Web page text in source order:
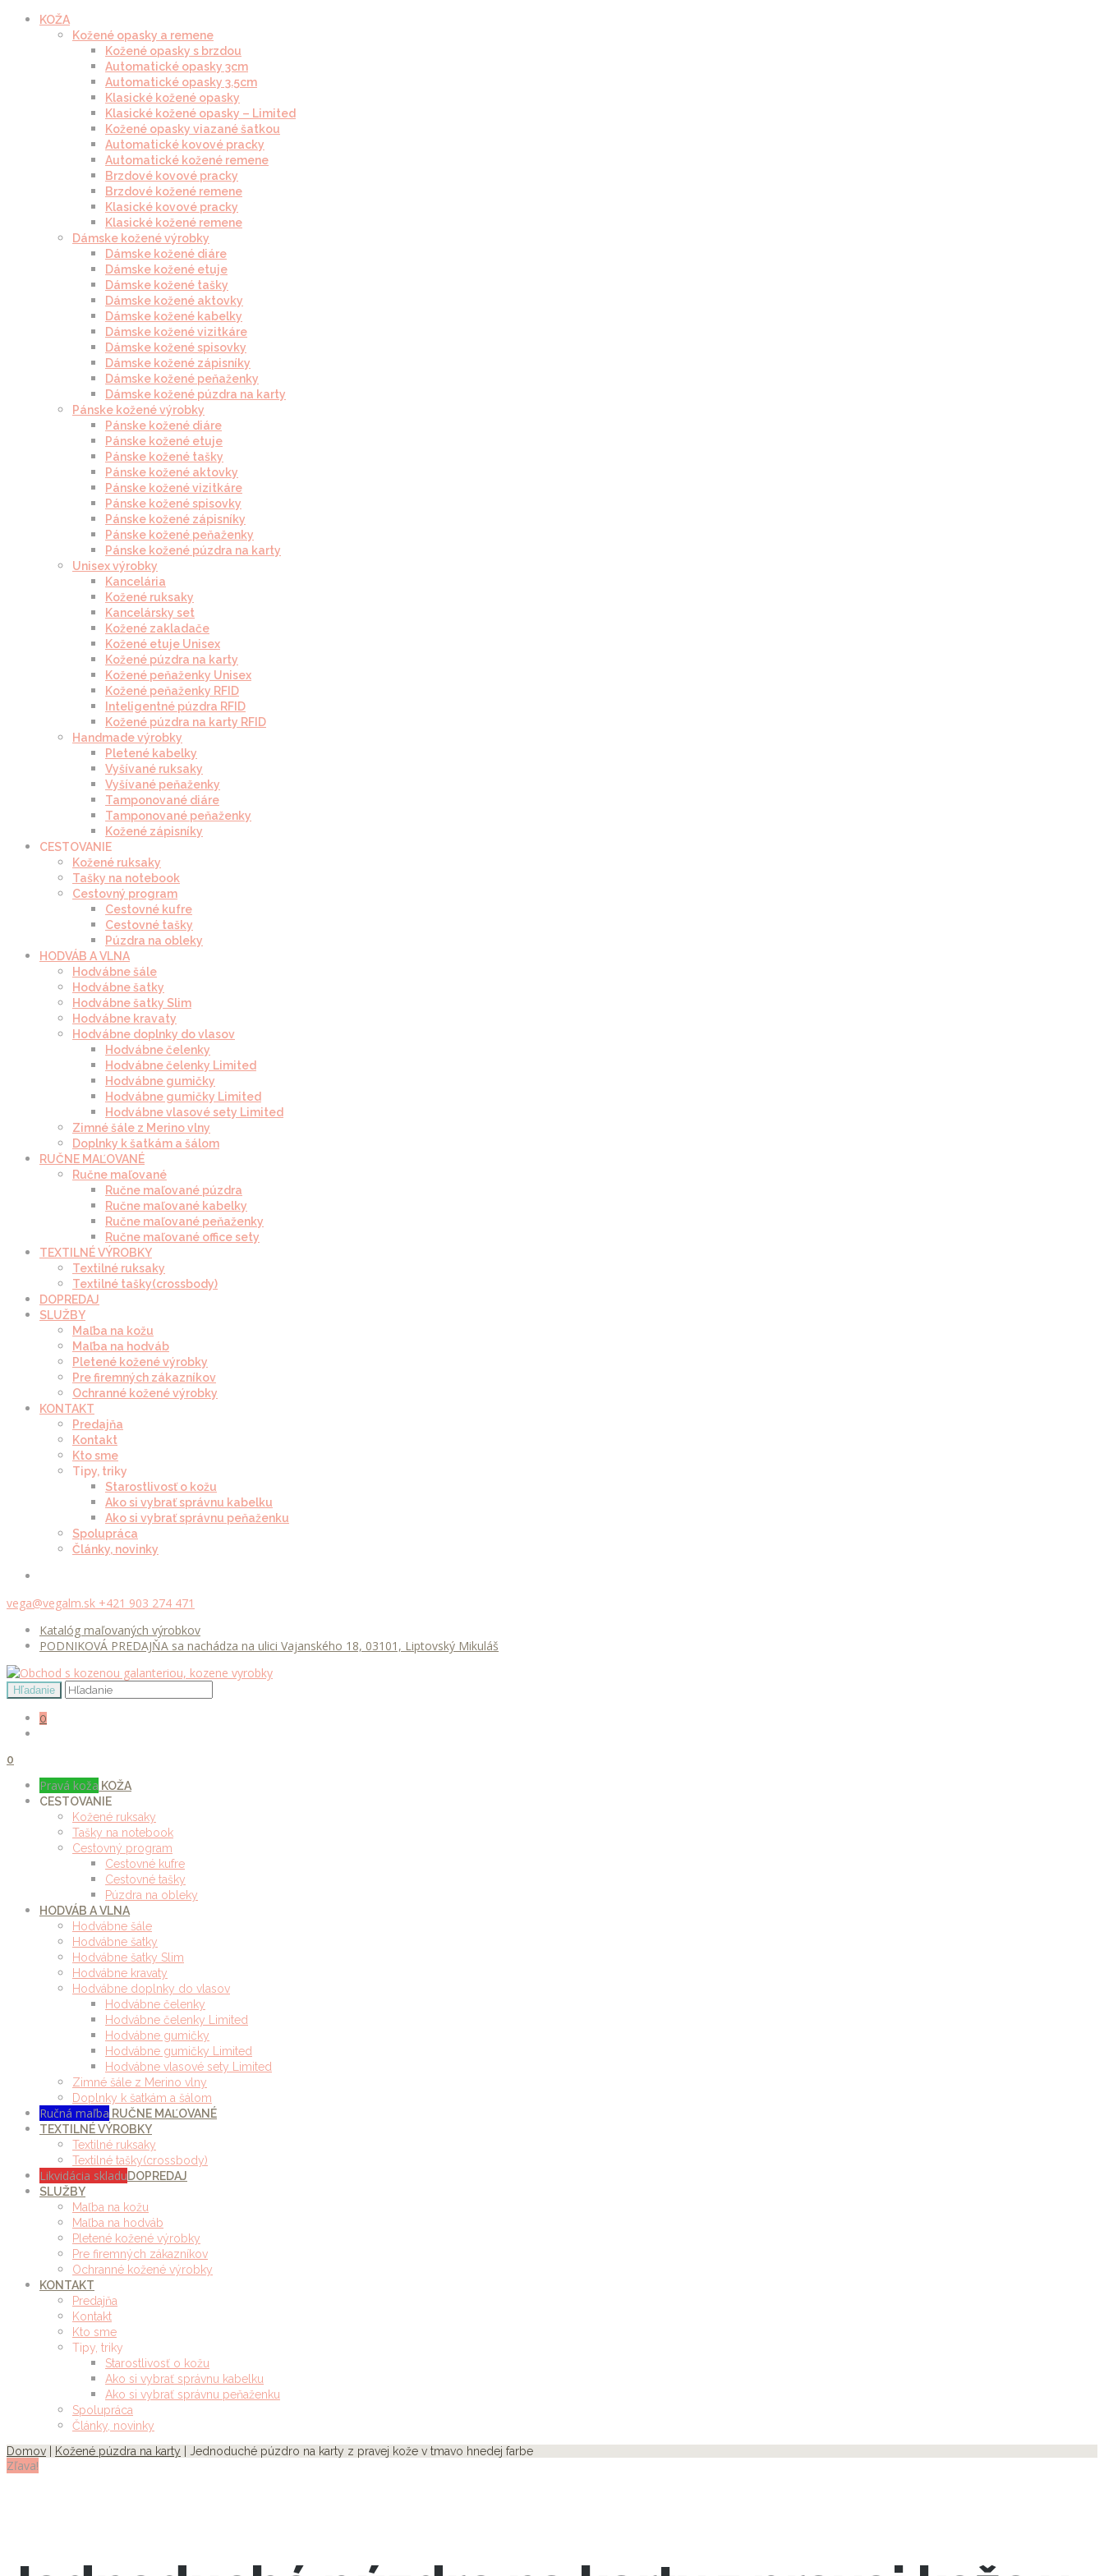
KOŽA
Kožené opasky a remene
Kožené opasky s brzdou
Automatické opasky 3cm
Automatické opasky 3.5cm
Klasické kožené opasky
Klasické kožené opasky – Limited
Kožené opasky viazané šatkou
Automatické kovové pracky
Automatické kožené remene
Brzdové kovové pracky
Brzdové kožené remene
Klasické kovové pracky
Klasické kožené remene
Dámske kožené výrobky
Dámske kožené diáre
Dámske kožené etuje
Dámske kožené tašky
Dámske kožené aktovky
Dámske kožené kabelky
Dámske kožené vizitkáre
Dámske kožené spisovky
Dámske kožené zápisníky
Dámske kožené peňaženky
Dámske kožené púzdra na karty
Pánske kožené výrobky
Pánske kožené diáre
Pánske kožené etuje
Pánske kožené tašky
Pánske kožené aktovky
Pánske kožené vizitkáre
Pánske kožené spisovky
Pánske kožené zápisníky
Pánske kožené peňaženky
Pánske kožené púzdra na karty
Unisex výrobky
Kancelária
Kožené ruksaky
Kancelársky set
Kožené zakladače
Kožené etuje Unisex
Kožené púzdra na karty
Kožené peňaženky Unisex
Kožené peňaženky RFID
Inteligentné púzdra RFID
Kožené púzdra na karty RFID
Handmade výrobky
Pletené kabelky
Vyšívané ruksaky
Vyšívané peňaženky
Tamponované diáre
Tamponované peňaženky
Kožené zápisníky
CESTOVANIE
Kožené ruksaky
Tašky na notebook
Cestovný program
Cestovné kufre
Cestovné tašky
Púzdra na obleky
HODVÁB A VLNA
Hodvábne šále
Hodvábne šatky
Hodvábne šatky Slim
Hodvábne kravaty
Hodvábne doplnky do vlasov
Hodvábne čelenky
Hodvábne čelenky Limited
Hodvábne gumičky
Hodvábne gumičky Limited
Hodvábne vlasové sety Limited
Zimné šále z Merino vlny
Doplnky k šatkám a šálom
RUČNE MAĽOVANÉ
Ručne maľované
Ručne maľované púzdra
Ručne maľované kabelky
Ručne maľované peňaženky
Ručne maľované office sety
TEXTILNÉ VÝROBKY
Textilné ruksaky
Textilné tašky(crossbody)
DOPREDAJ
SLUŽBY
Maľba na kožu
Maľba na hodváb
Pletené kožené výrobky
Pre firemných zákazníkov
Ochranné kožené výrobky
KONTAKT
Predajňa
Kontakt
Kto sme
Tipy, triky
Starostlivosť o kožu
Ako si vybrať správnu kabelku
Ako si vybrať správnu peňaženku
Spolupráca
Články, novinky
vega@vegalm.sk +421 903 274 471
Katalóg maľovaných výrobkov
PODNIKOVÁ PREDAJŇA sa nachádza na ulici Vajanského 18, 03101, Liptovský Mikuláš
0
0
Pravá koža KOŽA
CESTOVANIE
Kožené ruksaky
Tašky na notebook
Cestovný program
Cestovné kufre
Cestovné tašky
Púzdra na obleky
HODVÁB A VLNA
Hodvábne šále
Hodvábne šatky
Hodvábne šatky Slim
Hodvábne kravaty
Hodvábne doplnky do vlasov
Hodvábne čelenky
Hodvábne čelenky Limited
Hodvábne gumičky
Hodvábne gumičky Limited
Hodvábne vlasové sety Limited
Zimné šále z Merino vlny
Doplnky k šatkám a šálom
Ručná maľba RUČNE MAĽOVANÉ
TEXTILNÉ VÝROBKY
Textilné ruksaky
Textilné tašky(crossbody)
Likvidácia skladuDOPREDAJ
SLUŽBY
Maľba na kožu
Maľba na hodváb
Pletené kožené výrobky
Pre firemných zákazníkov
Ochranné kožené výrobky
KONTAKT
Predajňa
Kontakt
Kto sme
Tipy, triky
Starostlivosť o kožu
Ako si vybrať správnu kabelku
Ako si vybrať správnu peňaženku
Spolupráca
Články, novinky
Domov
Kožené púzdra na karty | Jednoduché púzdro na karty z pravej kože v tmavo hnedej farbe
Zľava!